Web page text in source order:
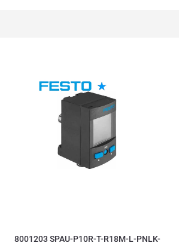
8001203 SPAU-P10R-T-R18M-L-PNLK-